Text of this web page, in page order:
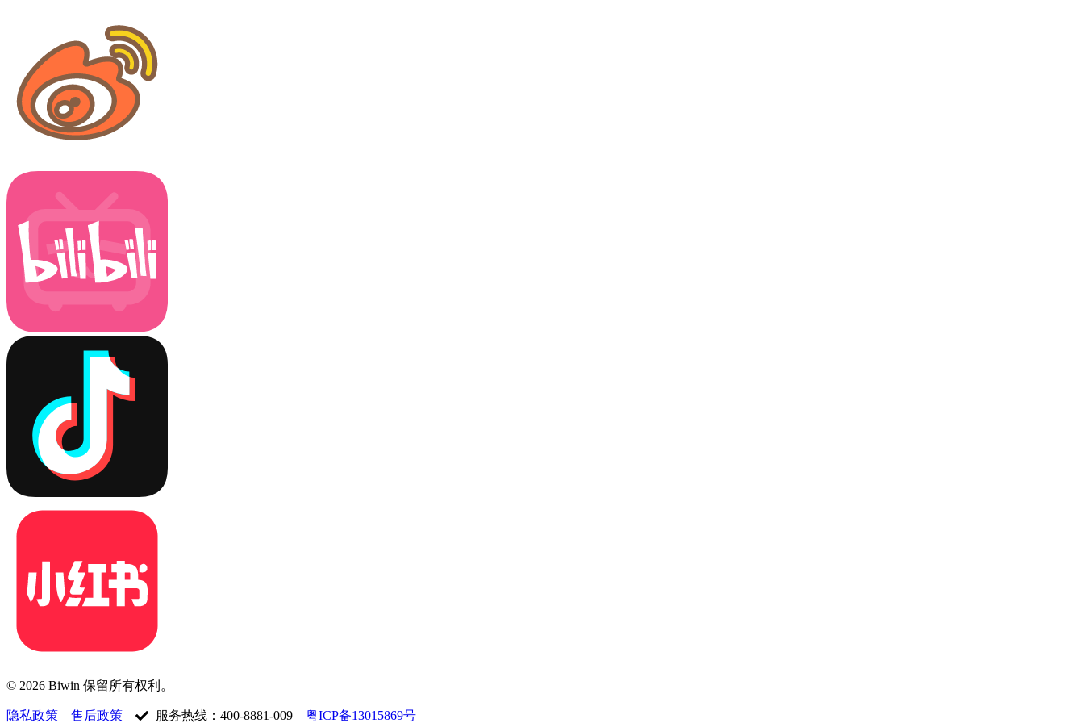
© 2026 Biwin 保留所有权利。
隐私政策 售后政策 服务热线：400-8881-009 粤ICP备13015869号